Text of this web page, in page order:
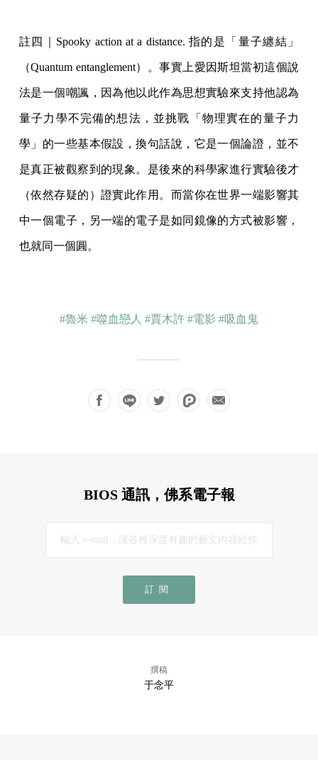
註四｜Spooky action at a distance. 指的是「量子纏結」
（Quantum entanglement）。事實上愛因斯坦當初這個說
法是一個嘲諷，因為他以此作為思想實驗來支持他認為
量子力學不完備的想法，並挑戰「物理實在的量子力
學」的一些基本假設，換句話說，它是一個論證，並不
是真正被觀察到的現象。是後來的科學家進行實驗後才
（依然存疑的）證實此作用。而當你在世界一端影響其
中一個電子，另一端的電子是如同鏡像的方式被影響，
也就同一個圓。
#魯米 #噬血戀人 #賈木許 #電影 #吸血鬼
BIOS 通訊，佛系電子報
訂閱
撰稿
于念平